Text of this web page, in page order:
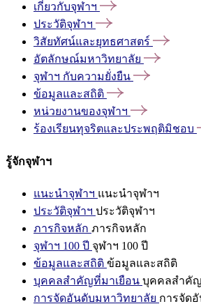
เกี่ยวกับจุฬาฯ
ประวัติจุฬาฯ
วิสัยทัศน์และยุทธศาสตร์
อัตลักษณ์มหาวิทยาลัย
จุฬาฯ กับความยั่งยืน
ข้อมูลและสถิติ
หน่วยงานของจุฬาฯ
ร้องเรียนทุจริตและประพฤติมิชอบ
รู้จักจุฬาฯ
แนะนำจุฬาฯ แนะนำจุฬาฯ
ประวัติจุฬาฯ ประวัติจุฬาฯ
ภารกิจหลัก ภารกิจหลัก
จุฬาฯ 100 ปี จุฬาฯ 100 ปี
ข้อมูลและสถิติ ข้อมูลและสถิติ
บุคคลสำคัญที่มาเยือน บุคคลสำคั
การจัดอันดับมหาวิทยาลัย การจัด